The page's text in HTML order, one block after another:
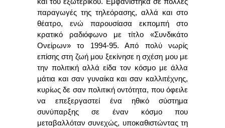
και του εξωτερικού. Εμφανίστηκα σε πολλές
παραγωγές της τηλεόρασης, αλλά και στο
θέατρο, ενώ παρουσίασα εκπομπή στο
κρατικό ραδιόφωνο με τίτλο «Συνδικάτο
Ονείρων» το 1994-95. Από πολύ νωρίς
επίσης στη ζωή μου ξεκίνησε η σχέση μου με
την πολιτική αλλά είδα τον κόσμο με άλλα
μάτια και σαν γυναίκα και σαν καλλιτέχνης,
κυρίως δε σαν πολιτική οντότητα, που όφειλε
να επεξεργαστεί ένα ηθικό σύστημα
συνύπαρξης σε έναν κόσμο που
μεταβαλλόταν συνεχώς, υποκαθιστώντας τη